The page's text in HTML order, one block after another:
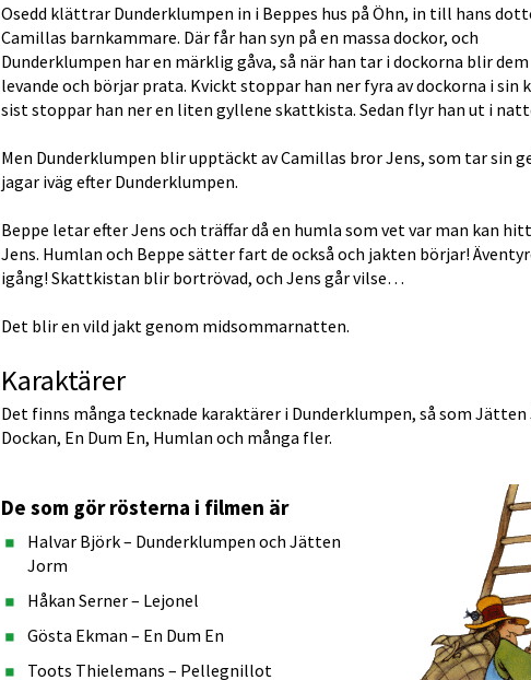
Osedd klättrar Dunderklumpen in i Beppes hus på Öhn, in till hans
Camillas barnkammare. Där får han syn på en massa dockor, och
Dunderklumpen har en märklig gåva, så när han tar i dockorna blir dem
levande och börjar prata. Kvickt stoppar han ner fyra av dockorna i sin
sist stoppar han ner en liten gyllene skattkista. Sedan flyr han ut i
Men Dunderklumpen blir upptäckt av Camillas bror Jens, som tar sin
jagar iväg efter Dunderklumpen.
Beppe letar efter Jens och träffar då en humla som vet var man kan
Jens. Humlan och Beppe sätter fart de också och jakten börjar!
igång! Skattkistan blir bortrövad, och Jens går vilse…
Det blir en vild jakt genom midsommarnatten.
Karaktärer
Det finns många tecknade karaktärer i Dunderklumpen, så som
Dockan, En Dum En, Humlan och många fler.
De som gör rösterna i filmen är
Halvar Björk – Dunderklumpen och Jätten
Jorm
Håkan Serner – Lejonel
Gösta Ekman – En Dum En
Toots Thielemans – Pellegnillot